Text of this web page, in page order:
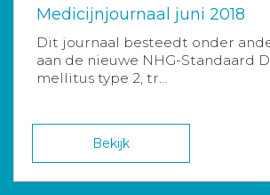
Medicijnjournaal juni 2018
Dit journaal besteedt onder
aan de nieuwe NHG-Standaard
mellitus type 2, tr...
Bekijk